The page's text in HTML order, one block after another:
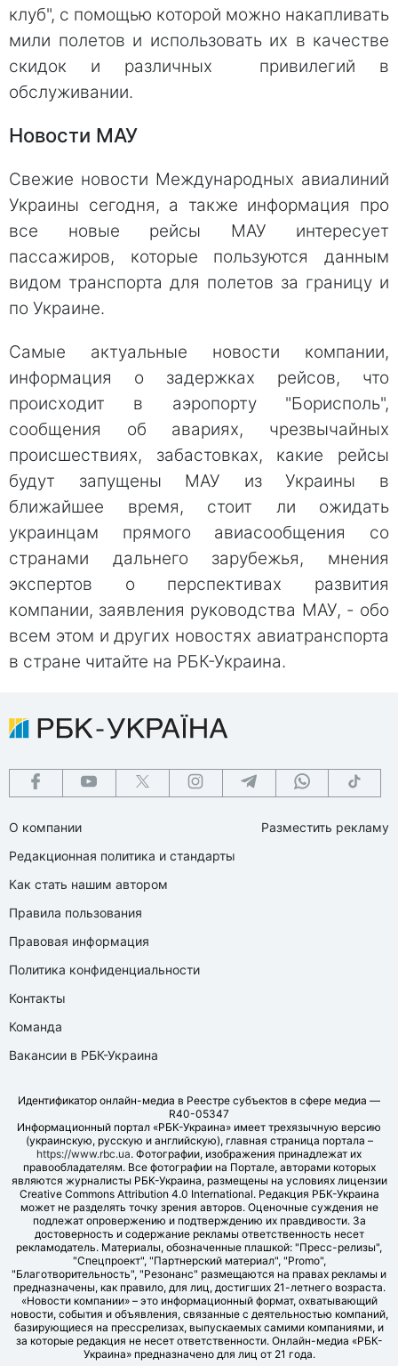
клуб", с помощью которой можно накапливать
мили полетов и использовать их в качестве
скидок и различных привилегий в
обслуживании.
Новости МАУ
Свежие новости Международных авиалиний
Украины сегодня, а также информация про
все новые рейсы МАУ интересует
пассажиров, которые пользуются данным
видом транспорта для полетов за границу и
по Украине.
Самые актуальные новости компании,
информация о задержках рейсов, что
происходит в аэропорту "Борисполь",
сообщения об авариях, чрезвычайных
происшествиях, забастовках, какие рейсы
будут запущены МАУ из Украины в
ближайшее время, стоит ли ожидать
украинцам прямого авиасообщения со
странами дальнего зарубежья, мнения
экспертов о перспективах развития
компании, заявления руководства МАУ, - обо
всем этом и других новостях авиатранспорта
в стране читайте на РБК-Украина.
О компании
Редакционная политика и стандарты
Как стать нашим автором
Правила пользования
Правовая информация
Политика конфиденциальности
Контакты
Команда
Вакансии в РБК-Украина
Разместить рекламу
Идентификатор онлайн-медиа в Реестре субъектов в сфере медиа —
R40-05347
Информационный портал «РБК-Украина» имеет трехязычную версию
(украинскую, русскую и английскую), главная страница портала –
https://www.rbc.ua. Фотографии, изображения принадлежат их
правообладателям. Все фотографии на Портале, авторами которых
являются журналисты РБК-Украина, размещены на условиях лицензии
Creative Commons Attribution 4.0 International. Редакция РБК-Украина
может не разделять точку зрения авторов. Оценочные суждения не
подлежат опровержению и подтверждению их правдивости. За
достоверность и содержание рекламы ответственность несет
рекламодатель. Материалы, обозначенные плашкой: "Пресс-релизы",
"Спецпроект", "Партнерский материал", "Promo",
"Благотворительность", "Резонанс" размещаются на правах рекламы и
предназначены, как правило, для лиц, достигших 21-летнего возраста.
«Новости компании» – это информационный формат, охватывающий
новости, события и объявления, связанные с деятельностью компаний,
базирующиеся на прессрелизах, выпускаемых самими компаниями, и
за которые редакция не несет ответственности. Онлайн-медиа «РБК-
Украина» предназначено для лиц от 21 года.